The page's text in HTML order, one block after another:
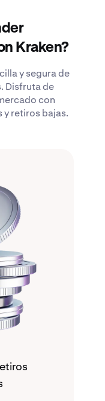
Kraken?
y segura de
Disfruta de
con
retiros bajas.